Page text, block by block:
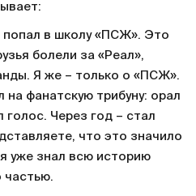
попал в школу «ПСЖ». Это
болели за «Реал»,
Я же – только о «ПСЖ».
на фанатскую трибуну: орал
голос. Через год – стал
что это значило
уже знал всю историю
частью.